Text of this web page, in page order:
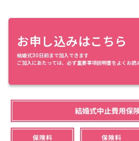
お申し込みはこちら
結婚式30日前まで加入できます
ご加入にあたっては、必ず重要事項説明書をよくお読